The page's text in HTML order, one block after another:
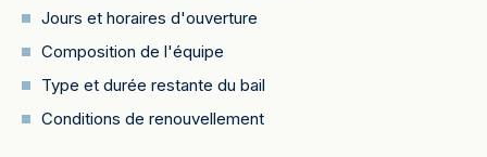
Jours et horaires d'ouverture
Composition de l'équipe
Type et durée restante du bail
Conditions de renouvellement